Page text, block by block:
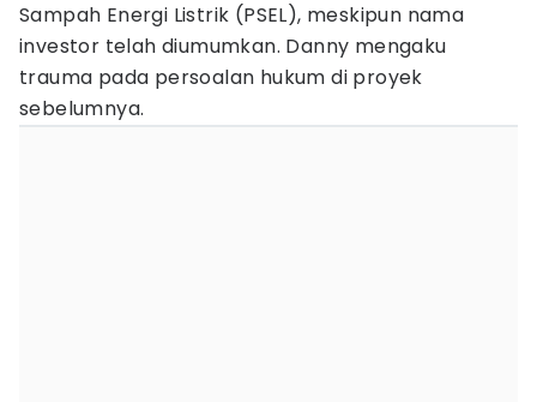
Sampah Energi Listrik (PSEL), meskipun nama
investor telah diumumkan. Danny mengaku
trauma pada persoalan hukum di proyek
sebelumnya.